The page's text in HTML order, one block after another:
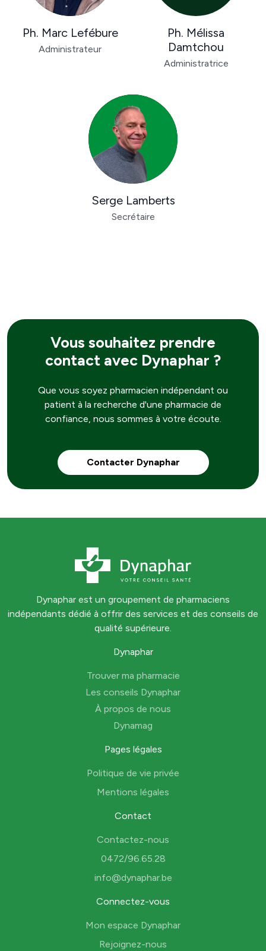
Ph. Marc Lefébure
Administrateur
Ph. Mélissa
Damtchou
Administratrice
Serge Lamberts
Secrétaire
Vous souhaitez prendre
contact avec Dynaphar ?
Que vous soyez pharmacien indépendant ou
patient à la recherche d'une pharmacie de
confiance, nous sommes à votre écoute.
Contacter Dynaphar
Dynaphar est un groupement de pharmaciens
indépendants dédié à offrir des services et des conseils de
qualité supérieure.
Dynaphar
Trouver ma pharmacie
Les conseils Dynaphar
À propos de nous
Dynamag
Pages légales
Politique de vie privée
Mentions légales
Contact
Contactez-nous
0472/96.65.28
info@dynaphar.be
Connectez-vous
Mon espace Dynaphar
Rejoignez-nous